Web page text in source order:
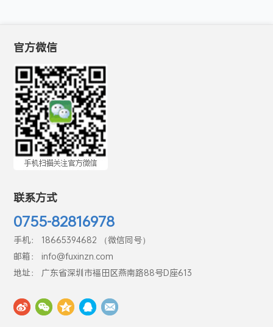
官方微信
联系方式
0755-82816978
手机： 18665394682 （微信同号）
邮箱： info@fuxinzn.com
地址： 广东省深圳市福田区燕南路88号D座613